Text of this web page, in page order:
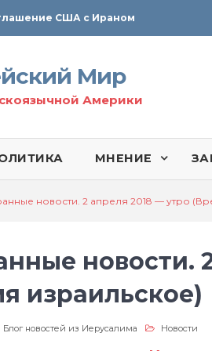
США с Ираном
Революции в Иране
до Ливана и Газы
Мир
Америки
МНЕНИЕ
новости. 2 апреля 2018 — утро
новости.
израильское)
Блог новостей из Иерусалима Новости